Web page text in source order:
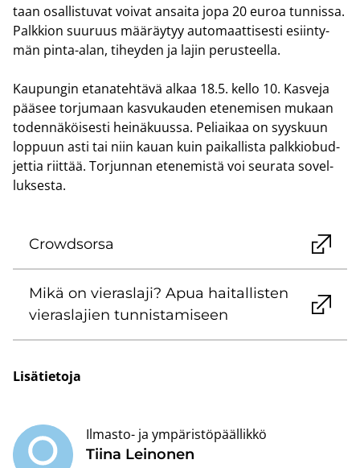
taan osal­lis­tu­vat voi­vat an­sai­ta jopa 20 euroa tun­nis­sa.
Palk­kion suu­ruus mää­räy­tyy au­to­maat­ti­ses­ti esiin­ty­
män pinta-​alan, ti­hey­den ja lajin pe­rus­teel­la.
Kau­pun­gin eta­na­teh­tä­vä alkaa 18.5. kello 10. Kas­ve­ja
pää­see tor­ju­maan kas­vu­kau­den ete­ne­mi­sen mu­kaan
to­den­nä­köi­ses­ti hei­nä­kuus­sa. Pe­liai­kaa on syys­kuun
lop­puun asti tai niin kauan kuin pai­kal­lis­ta palk­kio­bud­
jet­tia riit­tää. Tor­jun­nan ete­ne­mis­tä voi seu­ra­ta so­vel­
luk­ses­ta.
Crowdsorsa
Mikä on vie­ras­la­ji? Apua hai­tal­lis­ten
vie­ras­la­jien tun­nis­ta­mi­seen
Li­sä­tie­to­ja
Tiina Lei­no­nen
Ilmasto- ja ympäristöpäällikkö